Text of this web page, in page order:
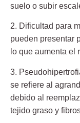
suelo o subir
2. Dificultad para
pueden presentar
lo que aumenta el
3.
se refiere al
debido al
tejido graso y